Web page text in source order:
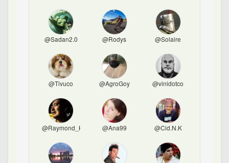
@Sadan2.0 @Rodys @Solaire
@Tivuco @AgroGoy @vinidotco
@Raymond_K_Hessel@Ana99 @Cid.N.K